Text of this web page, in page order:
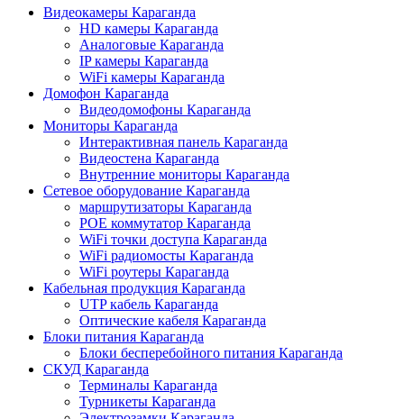
Видеокамеры Караганда
HD камеры Караганда
Аналоговые Караганда
IP камеры Караганда
WiFi камеры Караганда
Домофон Караганда
Видеодомофоны Караганда
Мониторы Караганда
Интерактивная панель Караганда
Видеостена Караганда
Внутренние мониторы Караганда
Сетевое оборудование Караганда
маршрутизаторы Караганда
POE коммутатор Караганда
WiFi точки доступа Караганда
WiFi радиомосты Караганда
WiFi роутеры Караганда
Кабельная продукция Караганда
UTP кабель Караганда
Оптические кабеля Караганда
Блоки питания Караганда
Блоки бесперебойного питания Караганда
СКУД Караганда
Терминалы Караганда
Турникеты Караганда